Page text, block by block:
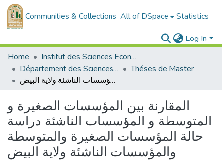
Communities & Collections All of DSpace Statistics
Log In
Home
Institut des Sciences Economiques, Commerciales et des Sciences de Gestion
Département des Sciences de Gestion
Théses de Master
المقارنة بين المؤسسات الصغيرة و المتوسطة و المؤسسات الناشئة دراسة حالة المؤسسات الصغيرة والمتوسطة والمؤسسات الناشئة ولاية البيض
المقارنة بين المؤسسات الصغيرة و
المتوسطة و المؤسسات الناشئة دراسة
حالة المؤسسات الصغيرة والمتوسطة
والمؤسسات الناشئة ولاية البيض